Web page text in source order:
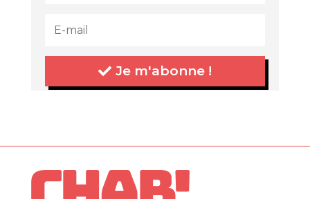
Je m'abonne !